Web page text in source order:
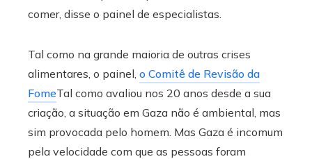
comer, disse o painel de especialistas.
Tal como na grande maioria de outras crises
alimentares, o painel, o Comitê de Revisão da
FomeTal como avaliou nos 20 anos desde a sua
criação, a situação em Gaza não é ambiental, mas
sim provocada pelo homem. Mas Gaza é incomum
pela velocidade com que as pessoas foram